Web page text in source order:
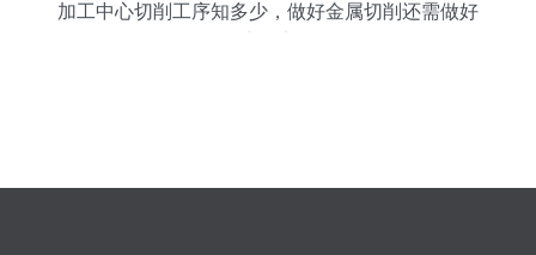
加工中心切削工序知多少，做好金属切削还需做好